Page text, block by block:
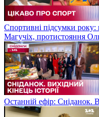
Спортивні підсумки року:
Магучіх, протистояння
Останній ефір: Сніданок.